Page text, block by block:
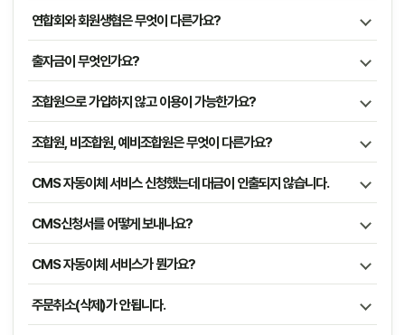
연합회와 회원생협은 무엇이 다른가요?
출자금이 무엇인가요?
조합원으로 가입하지 않고 이용이 가능한가요?
조합원, 비조합원, 예비조합원은 무엇이 다른가요?
CMS 자동이체 서비스 신청했는데 대금이 인출되지 않습니다.
CMS신청서를 어떻게 보내나요?
CMS 자동이체 서비스가 뭔가요?
주문취소(삭제)가 안됩니다.